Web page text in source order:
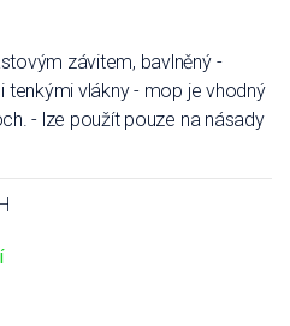
závitem, bavlněný -
tenkými vlákny - mop je vhodný
- lze použít pouze na násady